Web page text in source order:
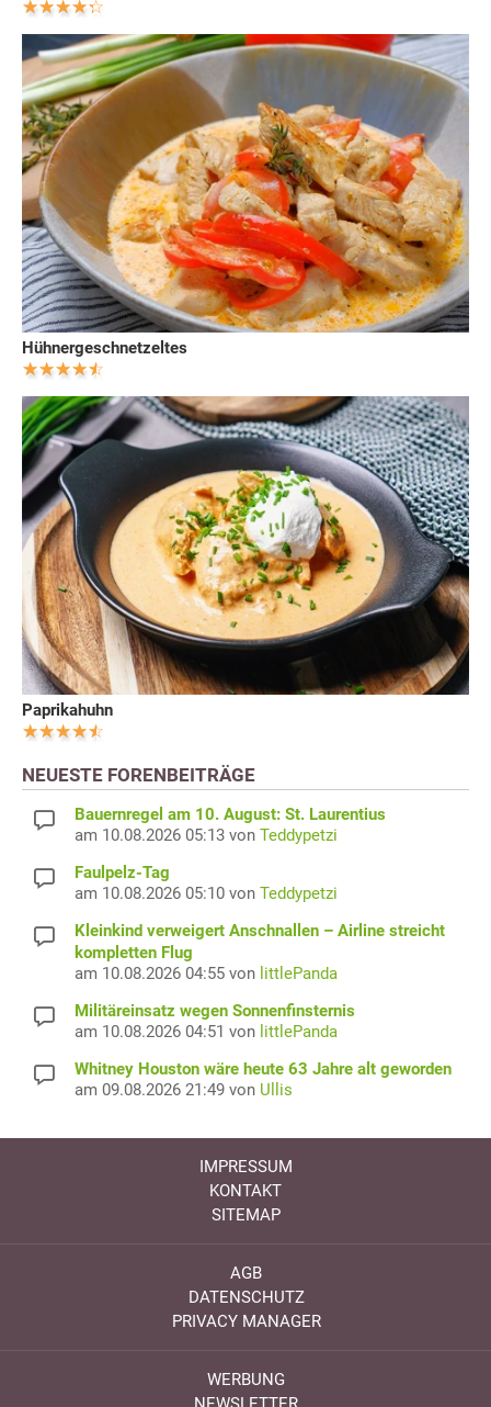
Hühnergeschnetzeltes
Paprikahuhn
NEUESTE FORENBEITRÄGE
Bauernregel am 10. August: St. Laurentius
am 10.08.2026 05:13 von Teddypetzi
Faulpelz-Tag
am 10.08.2026 05:10 von Teddypetzi
Kleinkind verweigert Anschnallen – Airline streicht
kompletten Flug
am 10.08.2026 04:55 von littlePanda
Militäreinsatz wegen Sonnenfinsternis
am 10.08.2026 04:51 von littlePanda
Whitney Houston wäre heute 63 Jahre alt geworden
am 09.08.2026 21:49 von Ullis
IMPRESSUM
KONTAKT
SITEMAP
AGB
DATENSCHUTZ
PRIVACY MANAGER
WERBUNG